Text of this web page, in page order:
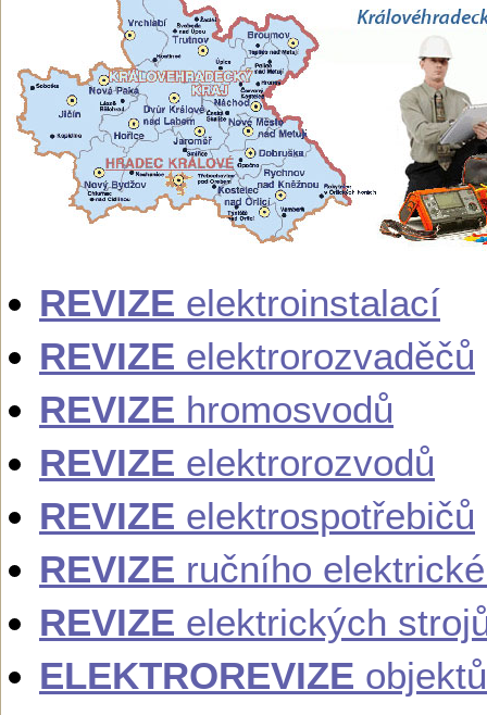
REVIZE elektroinstalací
REVIZE elektrorozvaděčů
REVIZE hromosvodů
REVIZE elektrorozvodů
REVIZE elektrospotřebičů
REVIZE ručního
REVIZE elektrických
ELEKTROREVIZE objektů